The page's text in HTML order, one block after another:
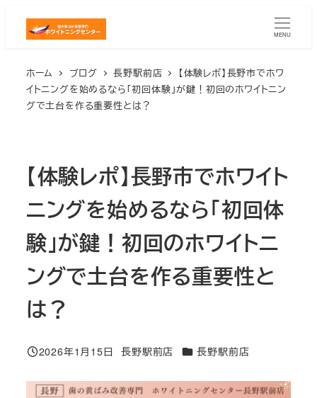
MENU
ホーム ブログ 長野駅前店
【体験レポ】長野市でホワ
イトニングを始めるなら「初回体験」が鍵！初回のホワイトニン
グで土台を作る重要性とは？
【体験レポ】長野市でホワイト
ニングを始めるなら「初回体
験」が鍵！初回のホワイトニ
ングで土台を作る重要性と
は？
投稿日
2026年1月15日
著
長野駅前店 カテゴリー
長野駅前店